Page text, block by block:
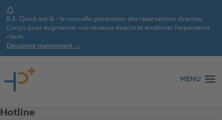
Notice
B.E. Quick est là – la nouvelle génération des réservations directes.
Conçu pour augmenter vos revenus directs et améliorer l’expérience
client.
Découvrir maintenant →
MENU
Hotline